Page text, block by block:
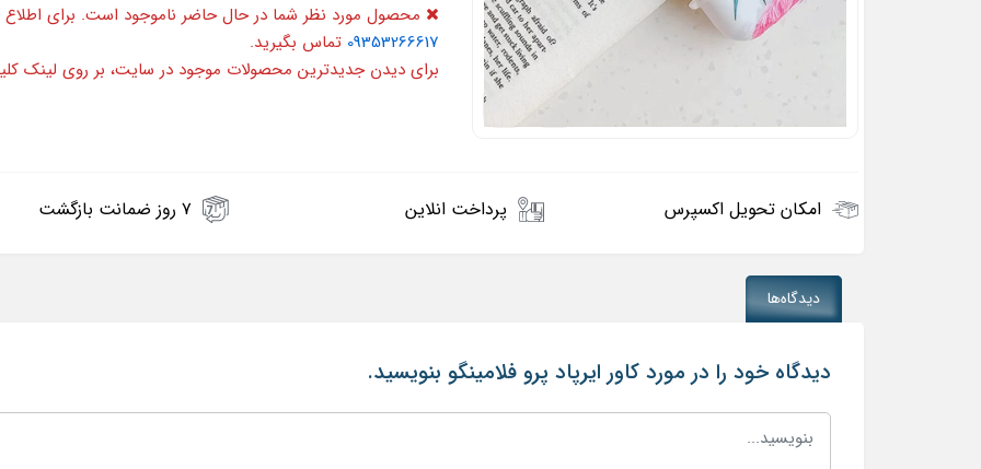
محصول مورد نظر شما در حال حاضر ناموجود است. برای
09353266617 تماس بگیرید.
برای دیدن جدیدترین محصولات موجود در سایت، بر روی لینک
امکان تحویل اکسپرس پرداخت انلاین ۷ روز ضمانت بازگشت
دیدگاه‌ها
دیدگاه خود را در مورد کاور ایرپاد پرو فلامینگو بنویسید.